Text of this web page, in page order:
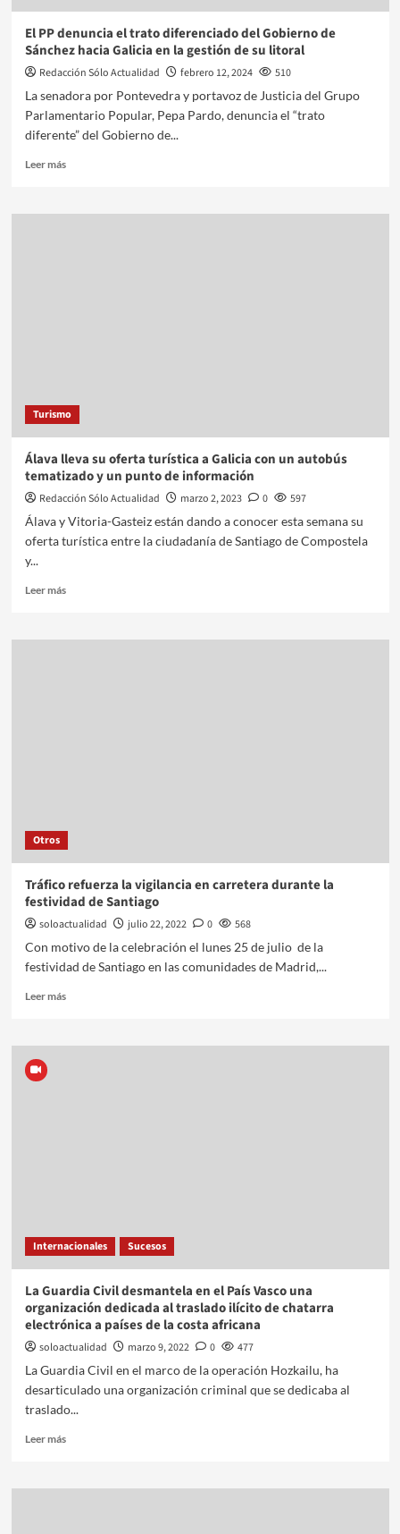
El PP denuncia el trato diferenciado del Gobierno de
Sánchez hacia Galicia en la gestión de su litoral
Redacción Sólo Actualidad febrero 12, 2024
510
La senadora por Pontevedra y portavoz de Justicia del Grupo
Parlamentario Popular, Pepa Pardo, denuncia el “trato
diferente” del Gobierno de...
Leer más
Turismo
Álava lleva su oferta turística a Galicia con un autobús
tematizado y un punto de información
Redacción Sólo Actualidad marzo 2, 2023 0
597
Álava y Vitoria-Gasteiz están dando a conocer esta semana su
oferta turística entre la ciudadanía de Santiago de Compostela
y...
Leer más
Otros
Tráfico refuerza la vigilancia en carretera durante la
festividad de Santiago
soloactualidad julio 22, 2022 0
568
Con motivo de la celebración el lunes 25 de julio de la
festividad de Santiago en las comunidades de Madrid,...
Leer más
Internacionales Sucesos
La Guardia Civil desmantela en el País Vasco una
organización dedicada al traslado ilícito de chatarra
electrónica a países de la costa africana
soloactualidad marzo 9, 2022 0
477
La Guardia Civil en el marco de la operación Hozkailu, ha
desarticulado una organización criminal que se dedicaba al
traslado...
Leer más